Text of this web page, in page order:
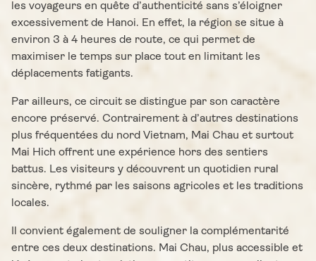
les voyageurs en quête d’authenticité sans s’éloigner
excessivement de Hanoi. En effet, la région se situe à
environ 3 à 4 heures de route, ce qui permet de
maximiser le temps sur place tout en limitant les
déplacements fatigants.
Par ailleurs, ce circuit se distingue par son caractère
encore préservé. Contrairement à d’autres destinations
plus fréquentées du nord Vietnam, Mai Chau et surtout
Mai Hich offrent une expérience hors des sentiers
battus. Les visiteurs y découvrent un quotidien rural
sincère, rythmé par les saisons agricoles et les traditions
locales.
Il convient également de souligner la complémentarité
entre ces deux destinations. Mai Chau, plus accessible et